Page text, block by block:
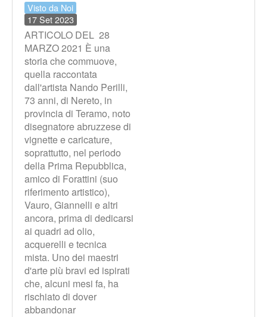
Visto da Noi
17 Set 2023
ARTICOLO DEL 28
MARZO 2021 È una
storia che commuove,
quella raccontata
dall'artista Nando Perilli,
73 anni, di Nereto, in
provincia di Teramo, noto
disegnatore abruzzese di
vignette e caricature,
soprattutto, nel periodo
della Prima Repubblica,
amico di Forattini (suo
riferimento artistico),
Vauro, Giannelli e altri
ancora, prima di dedicarsi
ai quadri ad olio,
acquerelli e tecnica
mista. Uno dei maestri
d'arte più bravi ed ispirati
che, alcuni mesi fa, ha
rischiato di dover
abbandonar